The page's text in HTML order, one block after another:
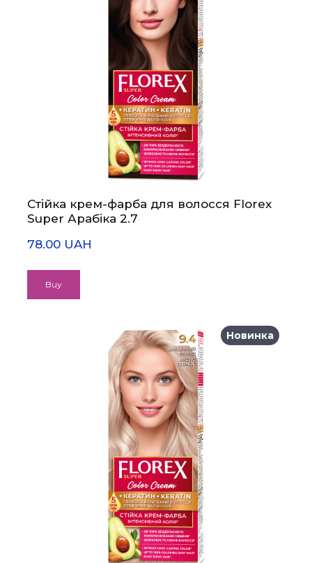
Стійка крем-фарба для волосся Florex
Super Арабіка 2.7
78.00 UAH
Buy
Новинка